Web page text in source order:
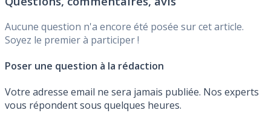
Aucune question n'a encore été posée sur cet article.
Soyez le premier à participer !
Poser une question à la rédaction
Votre adresse email ne sera jamais publiée. Nos experts
vous répondent sous quelques heures.